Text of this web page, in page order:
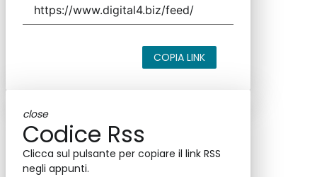
COPIA LINK
close
Codice Rss
Clicca sul pulsante per copiare il link RSS
negli appunti.